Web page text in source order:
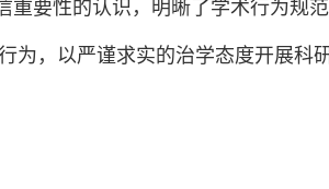
要性的认识，明晰了学术行为规
为，以严谨求实的治学态度开展